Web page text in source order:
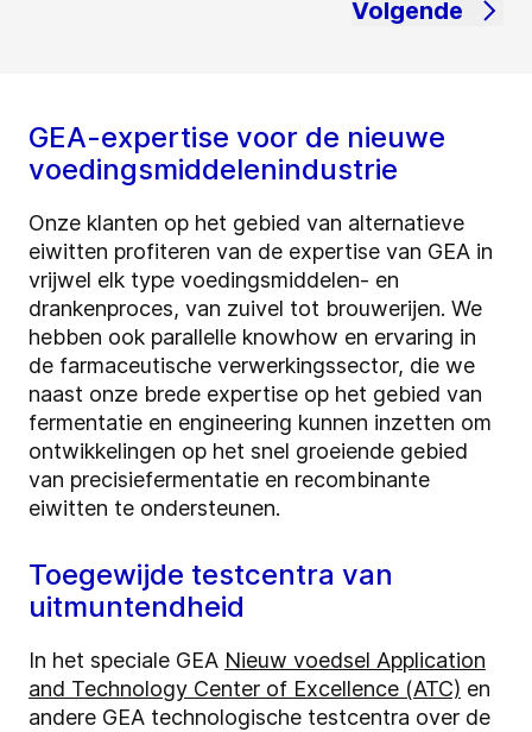
Volgende
GEA-expertise voor de nieuwe
voedingsmiddelenindustrie
Onze klanten op het gebied van alternatieve
eiwitten profiteren van de expertise van GEA in
vrijwel elk type voedingsmiddelen- en
drankenproces, van zuivel tot brouwerijen. We
hebben ook parallelle knowhow en ervaring in
de farmaceutische verwerkingssector, die we
naast onze brede expertise op het gebied van
fermentatie en engineering kunnen inzetten om
ontwikkelingen op het snel groeiende gebied
van precisiefermentatie en recombinante
eiwitten te ondersteunen.
Toegewijde testcentra van
uitmuntendheid
In het speciale GEA Nieuw voedsel Application
and Technology Center of Excellence (ATC) en
andere GEA technologische testcentra over de